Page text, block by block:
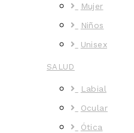
Mujer
Niños
Unisex
SALUD
Labial
Ocular
Ótica